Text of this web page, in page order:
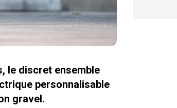
le discret ensemble
personnalisable
gravel.